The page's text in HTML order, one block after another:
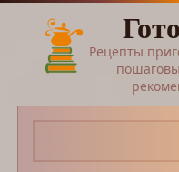
Перейти
контенту
Рецепты